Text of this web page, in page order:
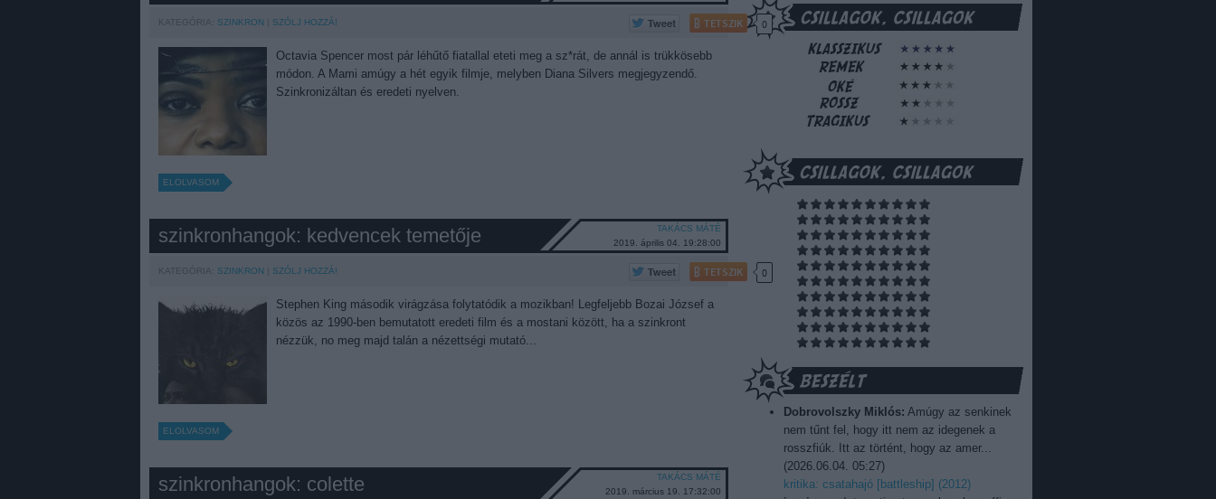
KATEGÓRIA: SZINKRON SZÓLJ HOZZÁ! TETSZIK 0
Octavia Spencer most pár léhűtő fiatallal eteti meg a sz*rát, de annál is trükkösebb
módon. A Mami amúgy a hét egyik filmje, melyben Diana Silvers megjegyzendő.
Szinkronizáltan és eredeti nyelven.
ELOLVASOM
szinkronhangok: kedvencek temetője
TAKÁCS MÁTÉ
2019. április 04. 19:28:00
KATEGÓRIA: SZINKRON SZÓLJ HOZZÁ! TETSZIK 0
Stephen King második virágzása folytatódik a mozikban! Legfeljebb Bozai József a
közös az 1990-ben bemutatott eredeti film és a mostani között, ha a szinkront
nézzük, no meg majd talán a nézettségi mutató...
ELOLVASOM
szinkronhangok: colette
TAKÁCS MÁTÉ
2019. március 19. 17:32:00
Dobrovolszky Miklós: Amúgy az senkinek
nem tűnt fel, hogy itt nem az idegenek a
rosszfiúk. Itt az történt, hogy az amer...
(2026.06.04. 05:27)
kritika: csatahajó [battleship] (2012)